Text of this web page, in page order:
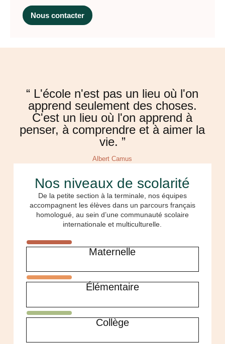
Nous contacter
“ L'école n'est pas un lieu où l'on
apprend seulement des choses.
C'est un lieu où l'on apprend à
penser, à comprendre et à aimer la
vie. ”
Albert Camus
Nos niveaux de scolarité
De la petite section à la terminale, nos équipes
accompagnent les élèves dans un parcours français
homologué, au sein d’une communauté scolaire
internationale et multiculturelle.
Maternelle
Élémentaire
Collège